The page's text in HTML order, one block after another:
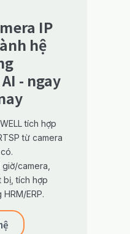
IP
hệ
- ngay
tích hợp
từ camera
giờ/camera,
bị, tích hợp
ERP.